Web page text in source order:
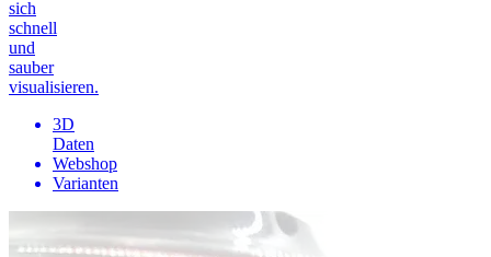
sich
schnell
und
sauber
visualisieren.
3D
Daten
Webshop
Varianten